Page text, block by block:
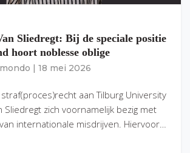
Sliedregt: Bij de speciale positie
hoort noblesse oblige
18 mei 2026
aan Tilburg University
Sliedregt zich voornamelijk bezig met
internationale misdrijven. Hiervoor…